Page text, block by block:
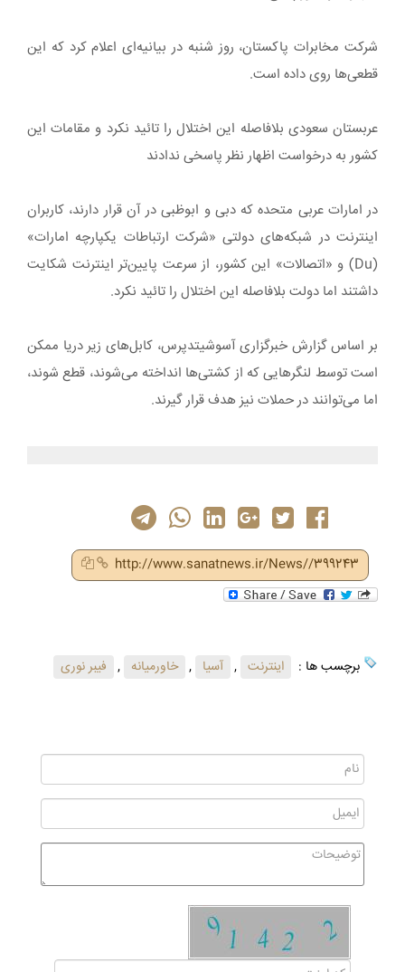
شرکت مخابرات پاکستان، روز شنبه در بیانیه‌ای اعلام کرد که این
قطعی‌ها روی داده است.
عربستان سعودی بلافاصله این اختلال را تائید نکرد و مقامات این
کشور به درخواست اظهار نظر پاسخی ندادند
در امارات عربی متحده که دبی و ابوظبی در آن قرار دارند، کاربران
اینترنت در شبکه‌های دولتی «شرکت ارتباطات یکپارچه امارات»
(Du) و «اتصالات» این کشور، از سرعت پایین‌تر اینترنت شکایت
داشتند اما دولت بلافاصله این اختلال را تائید نکرد.
بر اساس گزارش خبرگزاری آسوشیتدپرس، کابل‌های زیر دریا ممکن
است توسط لنگرهایی که از کشتی‌ها انداخته می‌شوند، قطع شوند،
اما می‌توانند در حملات نیز هدف قرار گیرند.
http://www.sanatnews.ir/News//399243
برچسب ها : اینترنت , آسیا , خاورمیانه , فیبر نوری